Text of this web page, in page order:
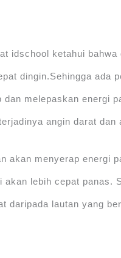
idschool ketahui
dingin.Sehingga ada
dan melepaskan energi
angin darat dan
akan menyerap energi
akan lebih cepat panas.
daripada lautan yang